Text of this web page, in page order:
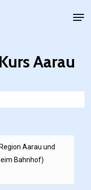
Aarau
Aarau und
Bahnhof)